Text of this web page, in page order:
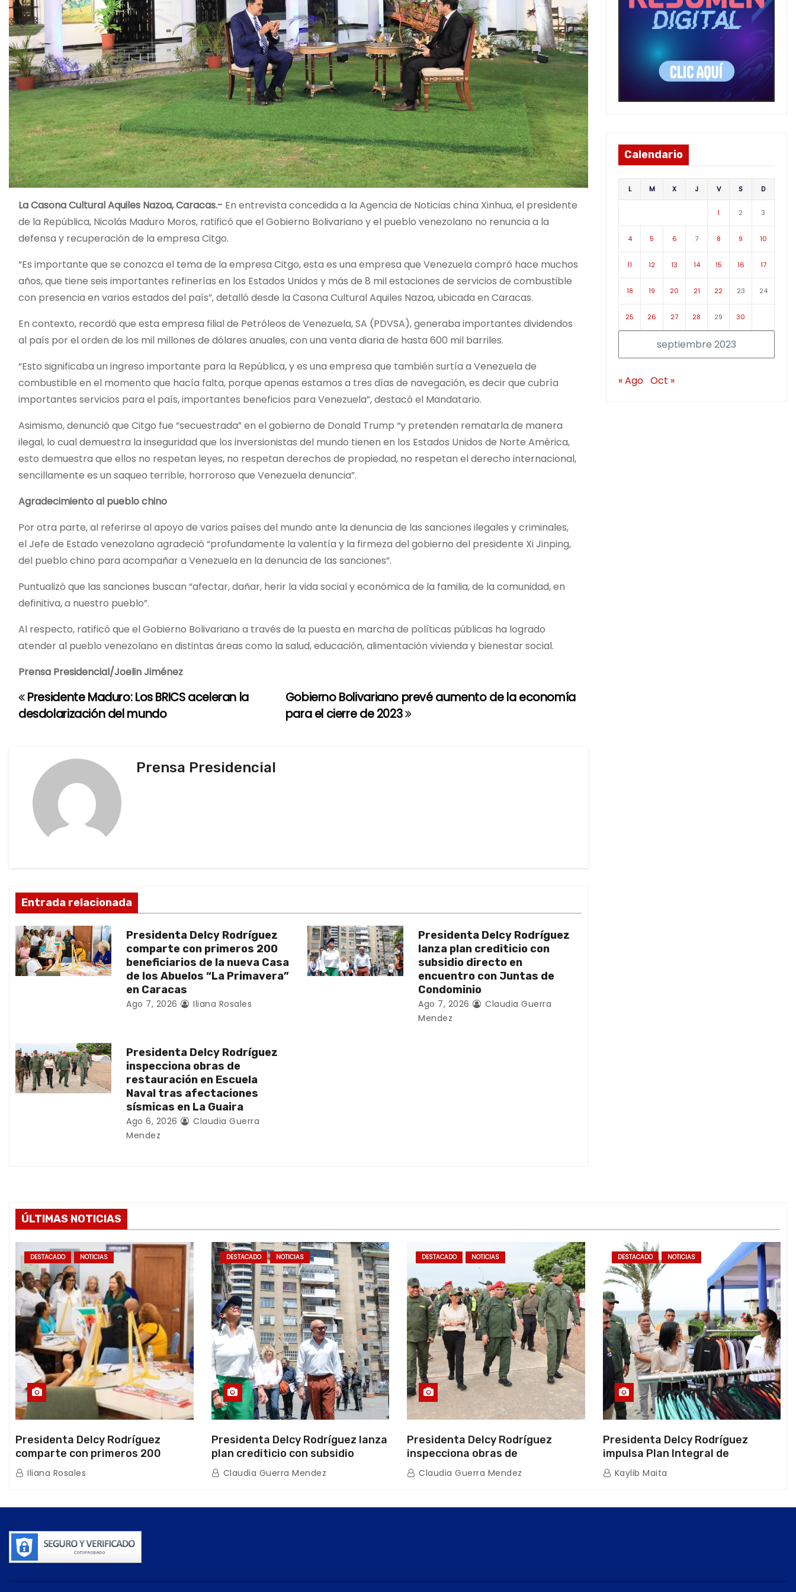
La Casona Cultural Aquiles Nazoa, Caracas.- En entrevista concedida a la Agencia de Noticias china Xinhua, el presidente
de la República, Nicolás Maduro Moros, ratificó que el Gobierno Bolivariano y el pueblo venezolano no renuncia a la
defensa y recuperación de la empresa Citgo.
“Es importante que se conozca el tema de la empresa Citgo, esta es una empresa que Venezuela compró hace muchos
años, que tiene seis importantes refinerías en los Estados Unidos y más de 8 mil estaciones de servicios de combustible
con presencia en varios estados del país”, detalló desde la Casona Cultural Aquiles Nazoa, ubicada en Caracas.
En contexto, recordó que esta empresa filial de Petróleos de Venezuela, SA (PDVSA), generaba importantes dividendos
al país por el orden de los mil millones de dólares anuales, con una venta diaria de hasta 600 mil barriles.
“Esto significaba un ingreso importante para la República, y es una empresa que también surtía a Venezuela de
combustible en el momento que hacía falta, porque apenas estamos a tres días de navegación, es decir que cubría
importantes servicios para el país, importantes beneficios para Venezuela”, destacó el Mandatario.
Asimismo, denunció que Citgo fue “secuestrada” en el gobierno de Donald Trump “y pretenden rematarla de manera
ilegal, lo cual demuestra la inseguridad que los inversionistas del mundo tienen en los Estados Unidos de Norte América,
esto demuestra que ellos no respetan leyes, no respetan derechos de propiedad, no respetan el derecho internacional,
sencillamente es un saqueo terrible, horroroso que Venezuela denuncia”.
Agradecimiento al pueblo chino
Por otra parte, al referirse al apoyo de varios países del mundo ante la denuncia de las sanciones ilegales y criminales,
el Jefe de Estado venezolano agradeció “profundamente la valentía y la firmeza del gobierno del presidente Xi Jinping,
del pueblo chino para acompañar a Venezuela en la denuncia de las sanciones”.
Puntualizó que las sanciones buscan “afectar, dañar, herir la vida social y económica de la familia, de la comunidad, en
definitiva, a nuestro pueblo”.
Al respecto, ratificó que el Gobierno Bolivariano a través de la puesta en marcha de políticas públicas ha logrado
atender al pueblo venezolano en distintas áreas como la salud, educación, alimentación vivienda y bienestar social.
Prensa Presidencial/Joelin Jiménez
N
ó
n
d
e
t
r
a
Gobierno Bolivariano prevé aumento de la economía
para el cierre de 2023
Presidente Maduro: Los BRICS aceleran la
desdolarización del mundo
Prensa Presidencial
Entrada relacionada
Presidenta Delcy Rodríguez
comparte con primeros 200
beneficiarios de la nueva Casa
de los Abuelos “La Primavera”
en Caracas
Ago 7, 2026 Iliana Rosales
Presidenta Delcy Rodríguez
lanza plan crediticio con
subsidio directo en
encuentro con Juntas de
Condominio
Ago 7, 2026
Claudia Guerra
Mendez
Presidenta Delcy Rodríguez
inspecciona obras de
restauración en Escuela
Naval tras afectaciones
sísmicas en La Guaira
Ago 6, 2026
Claudia Guerra
Mendez
Calendario
septiembre 2023
L M X J V S D
1 2 3
4 5 6 7 8 9 10
11 12 13 14 15 16 17
18 19 20 21 22 23 24
25 26 27 28 29 30
« Ago Oct »
ÚLTIMAS NOTICIAS
DESTACADO NOTICIAS
Presidenta Delcy Rodríguez
comparte con primeros 200
beneficiarios de la nueva Casa de
los Abuelos “La Primavera” en
Iliana Rosales
DESTACADO NOTICIAS
Presidenta Delcy Rodríguez lanza
plan crediticio con subsidio
directo en encuentro con Juntas
de Condominio
Claudia Guerra Mendez
DESTACADO NOTICIAS
Presidenta Delcy Rodríguez
inspecciona obras de
restauración en Escuela Naval
tras afectaciones sísmicas en La
Claudia Guerra Mendez
DESTACADO NOTICIAS
Presidenta Delcy Rodríguez
impulsa Plan Integral de
Reactivación Económica en La
Guaira
Kaylib Maita